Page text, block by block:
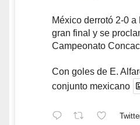
México derrotó 2-0
gran final y se
Campeonato
Con goles de E.
conjunto mexicano